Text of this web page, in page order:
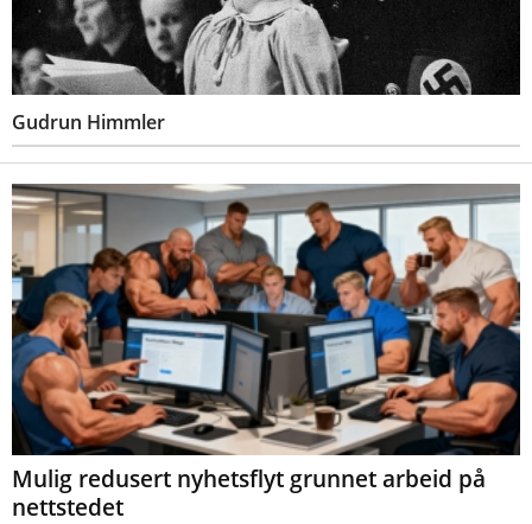
Gudrun Himmler
Mulig redusert nyhetsflyt grunnet arbeid på
nettstedet